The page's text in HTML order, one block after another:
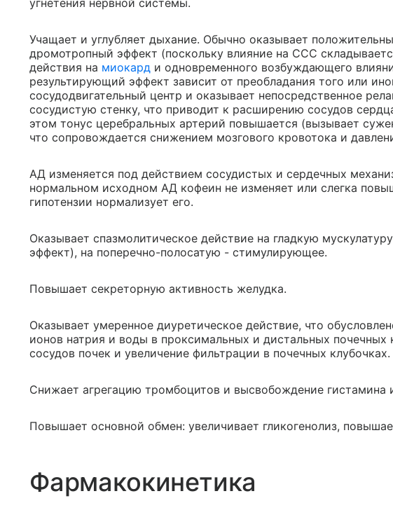
угнетения нервной системы.
Учащает и углубляет дыхание. Обычно оказывает
дромотропный эффект (поскольку влияние на ССС
действия на миокард и одновременного возбуждающего
результирующий эффект зависит от преобладания того или
сосудодвигательный центр и оказывает непосредственное
сосудистую стенку, что приводит к расширению сосудов
этом тонус церебральных артерий повышается (вызывает
что сопровождается снижением мозгового кровотока и
АД изменяется под действием сосудистых и сердечных
нормальном исходном АД кофеин не изменяет или слегка
гипотензии нормализует его.
Оказывает спазмолитическое действие на гладкую
эффект), на поперечно-полосатую - стимулирующее.
Повышает секреторную активность желудка.
Оказывает умеренное диуретическое действие, что
ионов натрия и воды в проксимальных и дистальных почечных
сосудов почек и увеличение фильтрации в почечных клубочках.
Снижает агрегацию тромбоцитов и высвобождение гистамина
Повышает основной обмен: увеличивает гликогенолиз,
Фармакокинетика